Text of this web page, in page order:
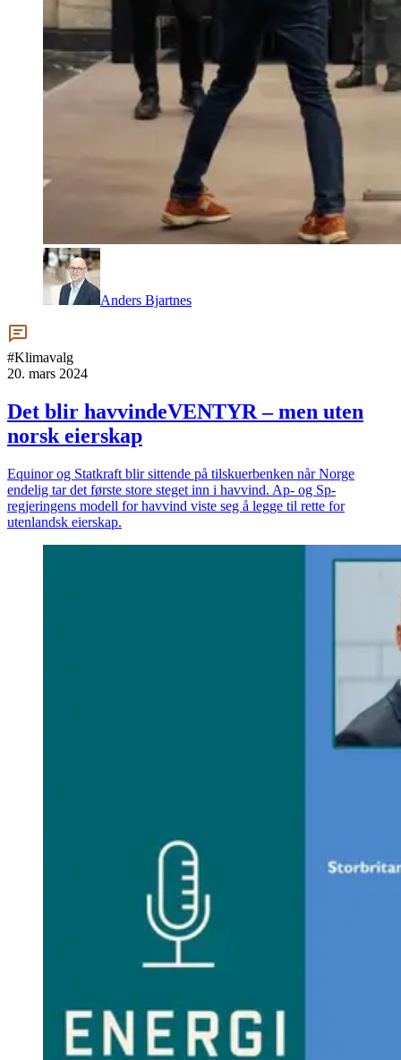
Anders Bjartnes
#Klimavalg
20. mars 2024
Det blir havvindeVENTYR – men uten
norsk eierskap
Equinor og Statkraft blir sittende på tilskuerbenken når Norge
endelig tar det første store steget inn i havvind. Ap- og Sp-
regjeringens modell for havvind viste seg å legge til rette for
utenlandsk eierskap.